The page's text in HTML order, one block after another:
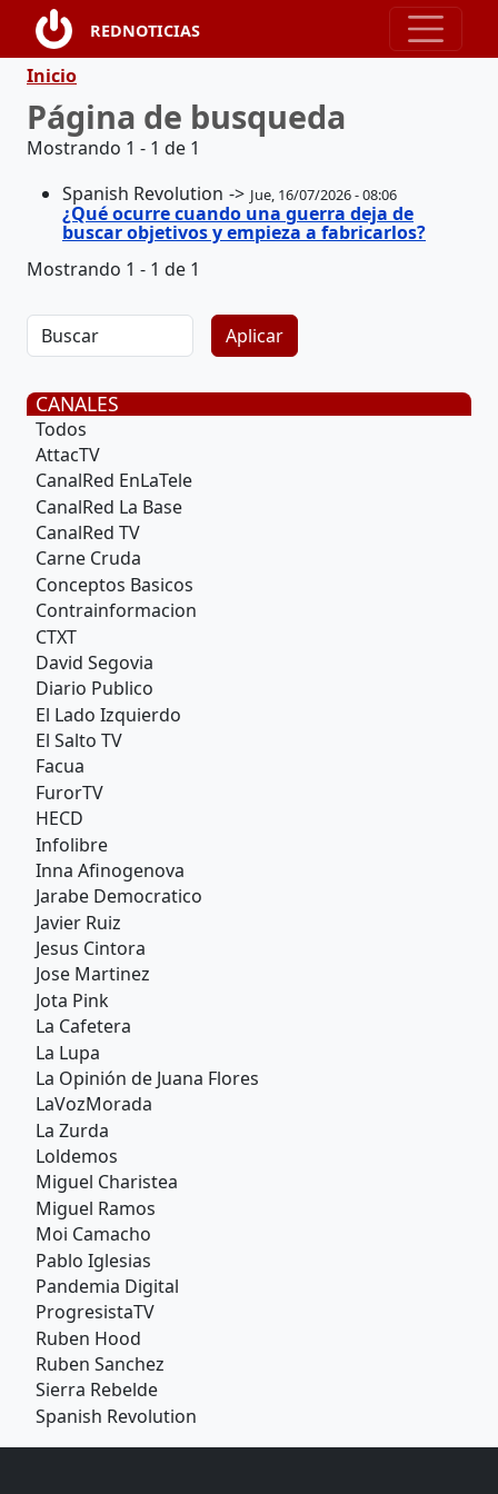
Pasar al contenido principal
REDNOTICIAS
Ruta de navegación
Inicio
Página de busqueda
Mostrando 1 - 1 de 1
Spanish Revolution
Jue, 16/07/2026 - 08:06
¿Qué ocurre cuando una guerra deja de
buscar objetivos y empieza a fabricarlos?
Mostrando 1 - 1 de 1
CANALES
Todos
AttacTV
CanalRed EnLaTele
CanalRed La Base
CanalRed TV
Carne Cruda
Conceptos Basicos
Contrainformacion
CTXT
David Segovia
Diario Publico
El Lado Izquierdo
El Salto TV
Facua
FurorTV
HECD
Infolibre
Inna Afinogenova
Jarabe Democratico
Javier Ruiz
Jesus Cintora
Jose Martinez
Jota Pink
La Cafetera
La Lupa
La Opinión de Juana Flores
LaVozMorada
La Zurda
Loldemos
Miguel Charistea
Miguel Ramos
Moi Camacho
Pablo Iglesias
Pandemia Digital
ProgresistaTV
Ruben Hood
Ruben Sanchez
Sierra Rebelde
Spanish Revolution